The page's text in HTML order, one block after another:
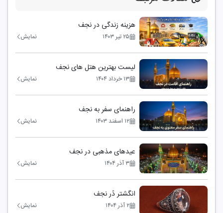
هزینه زندگی در نجف
۲۵ تیر ۱۴۰۳ نمایش
لیست بهترین هتل های نجف
۱۳ خرداد ۱۴۰۴ نمایش
راهنمای سفر به نجف
۱۲ اسفند ۱۴۰۳ نمایش
عیدهای مذهبی در نجف
۳ آذر ۱۴۰۴ نمایش
انگشتر دُر نجف
۲ آذر ۱۴۰۴ نمایش